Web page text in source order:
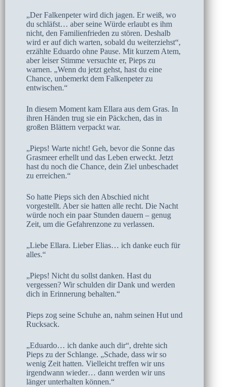
„Der Falkenpeter wird dich jagen. Er weiß, wo
du schläfst… aber seine Würde erlaubt es ihm
nicht, den Familienfrieden zu stören. Deshalb
wird er auf dich warten, sobald du weiterziehst“,
erzählte Eduardo ohne Pause. Mit kurzem Atem,
aber leiser Stimme versuchte er, Pieps zu
warnen. „Wenn du jetzt gehst, hast du eine
Chance, unbemerkt dem Falkenpeter zu
entwischen.“
In diesem Moment kam Ellara aus dem Gras. In
ihren Händen trug sie ein Päckchen, das in
großen Blättern verpackt war.
„Pieps! Warte nicht! Geh, bevor die Sonne das
Grasmeer erhellt und das Leben erweckt. Jetzt
hast du noch die Chance, dein Ziel unbeschadet
zu erreichen.“
So hatte Pieps sich den Abschied nicht
vorgestellt. Aber sie hatten alle recht. Die Nacht
würde noch ein paar Stunden dauern – genug
Zeit, um die Gefahrenzone zu verlassen.
„Liebe Ellara. Lieber Elias… ich danke euch für
alles.“
„Pieps! Nicht du sollst danken. Hast du
vergessen? Wir schulden dir Dank und werden
dich in Erinnerung behalten.“
Pieps zog seine Schuhe an, nahm seinen Hut und
Rucksack.
„Eduardo… ich danke auch dir“, drehte sich
Pieps zu der Schlange. „Schade, dass wir so
wenig Zeit hatten. Vielleicht treffen wir uns
irgendwann wieder… dann werden wir uns
länger unterhalten können.“